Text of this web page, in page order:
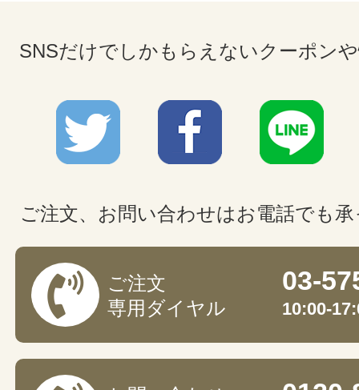
SNSだけでしかもらえないクーポン
ご注文、お問い合わせはお電話でも
ご注文
専用ダイヤル
03-
10:00-